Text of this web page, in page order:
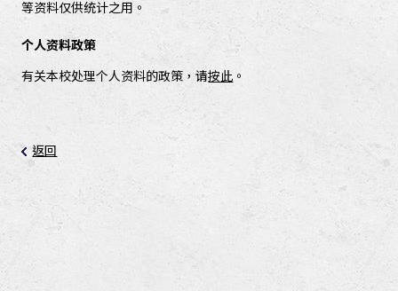
等资料仅供统计之用。
个人资料政策
有关本校处理个人资料的政策，请按此 。
返回